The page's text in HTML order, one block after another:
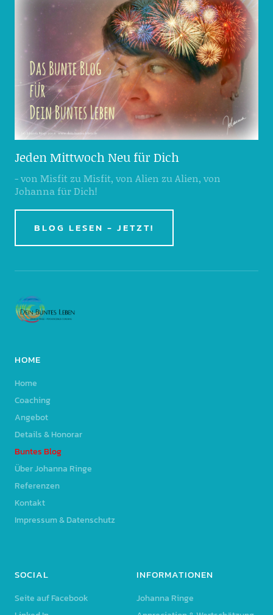
Jeden Mittwoch Neu für Dich
- von Misfit zu Misfit, von Alien zu Alien, von
Johanna für Dich!
BLOG LESEN - JETZT!
HOME
Home
Coaching
Angebot
Details & Honorar
Buntes Blog
Über Johanna Ringe
Referenzen
Kontakt
Impressum & Datenschutz
SOCIAL
Seite auf Facebook
INFORMATIONEN
Johanna Ringe